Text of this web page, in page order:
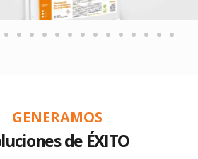
GENERAMOS
de ÉXITO